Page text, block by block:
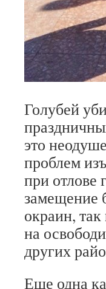
Голубей
это
проблем
при отлове
замещение
окраин,
на
других
Еще одна